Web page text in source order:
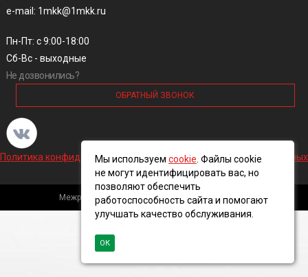
e-mail: 1mkk@1mkk.ru
Пн-Пт: с 9:00-18:00
Сб-Вс - выходные
Не дозвонились?
ОБРАТНЫЙ ЗВОНОК
Политика конфиденциальности и обработки персональных данных
Межрегиональная кабельная компания, 2016 ©
Мы используем cookie . Файлы cookie
не могут идентифицировать вас, но
позволяют обеспечить
работоспособность сайта и помогают
улучшать качество обслуживания.
ОК